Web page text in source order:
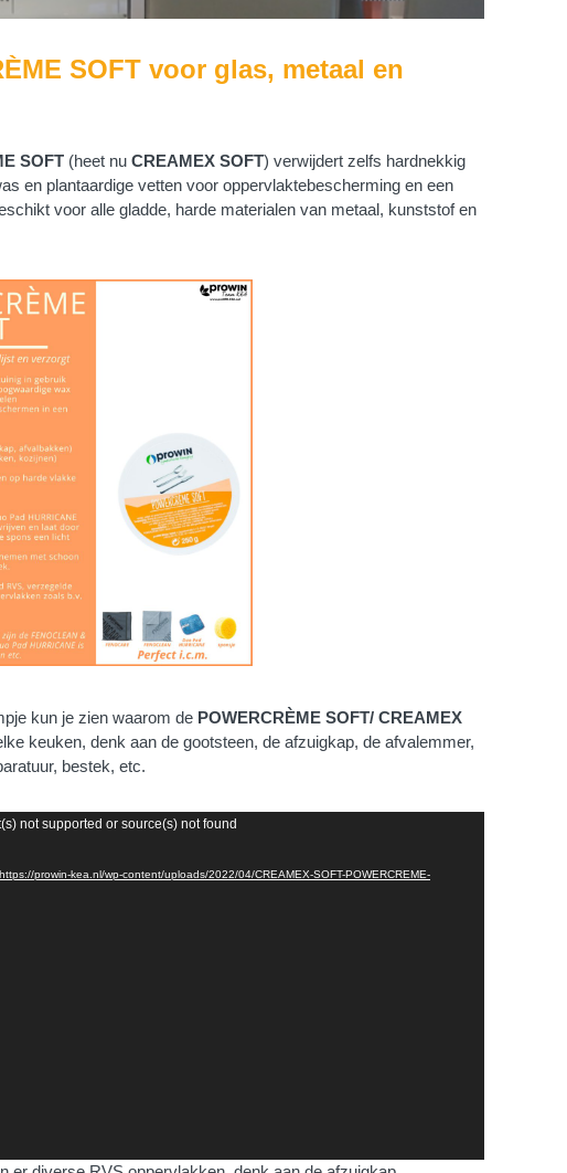
SOFT voor glas, metaal en
SOFT (heet nu CREAMEX SOFT) verwijdert zelfs hardnekkig
en plantaardige vetten voor oppervlaktebescherming en een
voor alle gladde, harde materialen van metaal, kunststof en
kun je zien waarom de POWERCRÈME SOFT/ CREAMEX
keuken, denk aan de gootsteen, de afzuigkap, de afvalemmer,
bestek, etc.
not supported or source(s) not found
prowin-kea.nl/wp-content/uploads/2022/04/CREAMEX-SOFT-POWERCREME-